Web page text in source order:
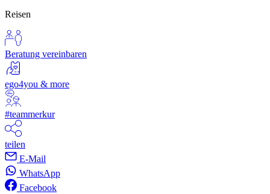
Reisen
Beratung vereinbaren
ego4you & more
#teammerkur
teilen
E-Mail
WhatsApp
Facebook